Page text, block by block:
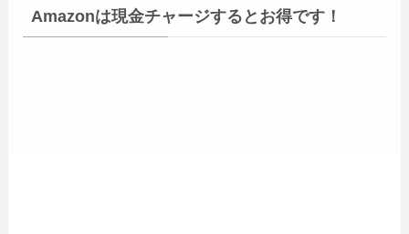
Amazonは現金チャージするとお得です！